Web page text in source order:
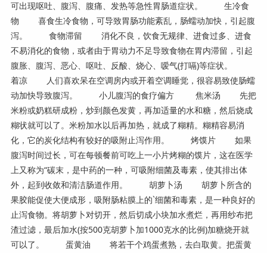
可出现呕吐、腹泻、腹痛、发热等急性胃肠道症状。 生冷食
物 喜食生冷食物，可导致胃肠功能紊乱，肠蠕动加快，引起腹
泻。 食物滞留 消化不良，饮食无规律、进食过多、进食
不易消化的食物，或者由于胃动力不足导致食物在胃内滞留，引起
腹胀、腹泻、恶心、呕吐、反酸、烧心、嗳气(打嗝)等症状。
着凉 人们喜欢呆在空调房内或开着空调睡觉，很容易致使肠蠕
动加快导致腹泻。 小儿腹泻的食疗偏方 焦米汤 先把
米粉或奶糕研成粉，炒到颜色发黄，再加适量的水和糖，然后烧成
糊状就可以了。米粉加水以后再加热，就成了糊精。糊精容易消
化，它的炭化结构有较好的吸附止泻作用。 烤馍片 如果
腹泻时间过长，可在每顿餐前可吃上一小片烤糊的馍片，这在医学
上又称为“碳末，是中药的一种，可吸附细菌及毒素，使其排出体
外，起到收敛和清洁肠道作用。 胡萝卜汤 胡萝卜所含的
果胶能促使大便成形，吸附肠粘膜上的`细菌和毒素，是一种良好的
止泻食物。将胡萝卜对切开，然后切成小块加水煮烂，再用纱布把
渣过滤，最后加水(按500克胡萝卜加1000克水的比例)加糖烧开就
可以了。 蛋黄油 将若干个鸡蛋煮熟，去白取黄。把蛋黄